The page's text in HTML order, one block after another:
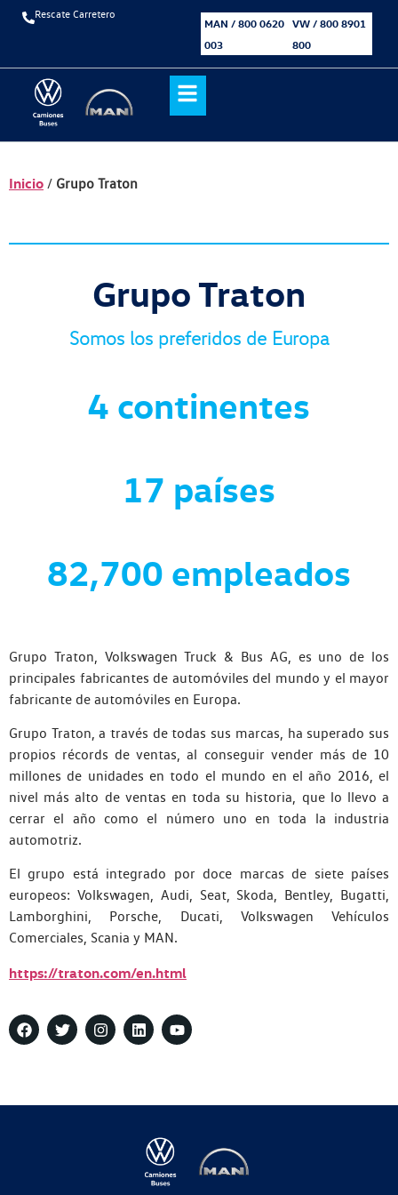
Rescate Carretero
MAN / 800 0620
003
VW / 800 8901
800
Inicio / Grupo Traton
Grupo Traton
Somos los preferidos de Europa
4 continentes
17 países
82,700 empleados
Grupo Traton, Volkswagen Truck & Bus AG, es uno de los
principales fabricantes de automóviles del mundo y el mayor
fabricante de automóviles en Europa.
Grupo Traton, a través de todas sus marcas, ha superado sus
propios récords de ventas, al conseguir vender más de 10
millones de unidades en todo el mundo en el año 2016, el
nivel más alto de ventas en toda su historia, que lo llevo a
cerrar el año como el número uno en toda la industria
automotriz.
El grupo está integrado por doce marcas de siete países
europeos: Volkswagen, Audi, Seat, Skoda, Bentley, Bugatti,
Lamborghini, Porsche, Ducati, Volkswagen Vehículos
Comerciales, Scania y MAN.
https://traton.com/en.html